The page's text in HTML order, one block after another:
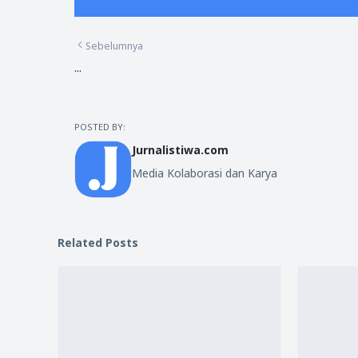
Sebelumnya
...
POSTED BY:
Jurnalistiwa.com
Media Kolaborasi dan Karya
Related Posts